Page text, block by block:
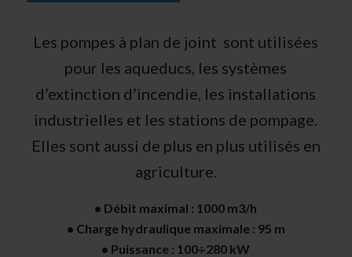
Les pompes à plan de joint sont utilisées
pour les aqueducs, les systèmes
d’extinction d’incendie, les installations
industrielles et les stations de pompage.
Elles sont aussi de plus en plus utilisés en
agriculture.
• Débit maximal : 1000 m3/h
• Charge hydraulique maximale : 95 m
• Puissance : 100÷280 kW